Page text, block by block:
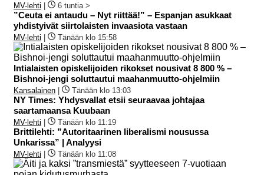
MV-lehti 6 tuntia >
”Ceuta ei antaudu – Nyt riittää!” – Espanjan asukkaat
yhdistyivät siirtolaisten invaasiota vastaan
MV-lehti Tänään klo 15:58
Intialaisten opiskelijoiden rikokset nousivat 8 800 % –
Bishnoi-jengi soluttautui maahanmuutto-ohjelmiin
Kansalainen Tänään klo 13:03
NY Times: Yhdysvallat etsii seuraavaa johtajaa
saartamaansa Kuubaan
MV-lehti Tänään klo 11:19
Brittilehti: ”Autoritaarinen liberalismi nousussa
Unkarissa” | Analyysi
MV-lehti Tänään klo 11:08